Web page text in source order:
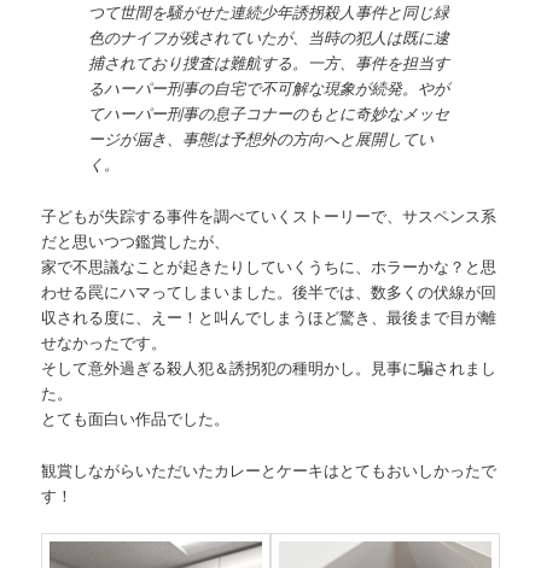
つて世間を騒がせた連続少年誘拐殺人事件と同じ緑
色のナイフが残されていたが、当時の犯人は既に逮
捕されており捜査は難航する。一方、事件を担当す
るハーパー刑事の自宅で不可解な現象が続発。やが
てハーパー刑事の息子コナーのもとに奇妙なメッセ
ージが届き、事態は予想外の方向へと展開してい
く。
子どもが失踪する事件を調べていくストーリーで、サスペンス系
だと思いつつ鑑賞したが、
家で不思議なことが起きたりしていくうちに、ホラーかな？と思
わせる罠にハマってしまいました。後半では、数多くの伏線が回
収される度に、えー！と叫んでしまうほど驚き、最後まで目が離
せなかったです。
そして意外過ぎる殺人犯＆誘拐犯の種明かし。見事に騙されまし
た。
とても面白い作品でした。
観賞しながらいただいたカレーとケーキはとてもおいしかったで
す！